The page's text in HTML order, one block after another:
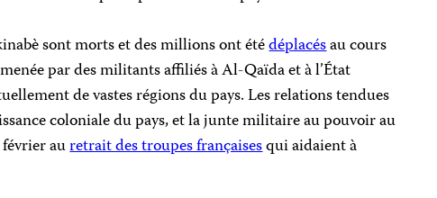
sont morts et des millions ont étédéplacésau cours
par des militants affiliés à Al-Qaïda et à l’État
de vastes régions du pays. Les relations tendues
coloniale du pays, et la junte militaire au pouvoir au
auretrait des troupes françaisesqui aidaient à